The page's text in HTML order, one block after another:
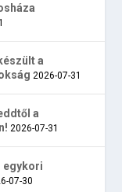
a
2026-07-31
a
2026-07-31
egykori
07-30